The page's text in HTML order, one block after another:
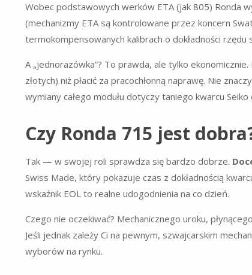
Wobec podstawowych werków ETA (jak 805) Ronda
(mechanizmy ETA są kontrolowane przez koncern
termokompensowanych kalibrach o dokładności
A „jednorazówka”? To prawda, ale tylko
złotych) niż płacić za pracochłonną naprawę. Nie
wymiany całego modułu dotyczy taniego kwarcu
Czy Ronda 715 jest
Tak — w swojej roli sprawdza się bardzo dobrze.
Swiss Made, który pokazuje czas z dokładnością
wskaźnik EOL to realne udogodnienia na co dzień.
Czego nie oczekiwać? Mechanicznego uroku,
Jeśli jednak zależy Ci na pewnym, szwajcarskim
wyborów na rynku.